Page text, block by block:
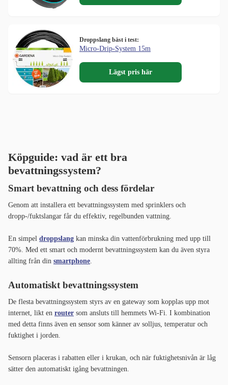
Droppslang bäst i test:
Micro-Drip-System 15m
Lägst pris här
Köpguide: vad är ett bra
bevattningssystem?
Smart bevattning och dess fördelar
Genom att installera ett bevattningssystem med sprinklers och
dropp-/fuktslangar får du effektiv, regelbunden vattning.
En simpel droppslang kan minska din vattenförbrukning med upp till
70%. Med ett smart och modernt bevattningssystem kan du även styra
allting från din smartphone
Automatiskt bevattningssystem
De flesta bevattningssystem styrs av en gateway som kopplas upp mot
internet, likt en router som ansluts till hemmets Wi-Fi. I kombination
med detta finns även en sensor som känner av solljus, temperatur och
fuktighet i jorden.
Sensorn placeras i rabatten eller i krukan, och när fuktighetsnivån är låg
sätter den automatiskt igång bevattningen.